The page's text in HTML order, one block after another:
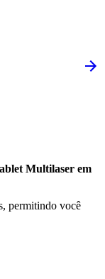
Multilaser em
permitindo você